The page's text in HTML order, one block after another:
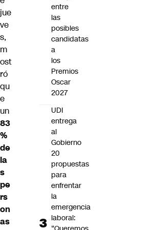
jue
ve
s,
m
ost
ró
qu
e
un
83
%
de
la
s
pe
rs
on
as
entre
las
posibles
candidatas
a
los
Premios
Oscar
2027
UDI
entrega
al
Gobierno
20
propuestas
para
enfrentar
la
emergencia
laboral: